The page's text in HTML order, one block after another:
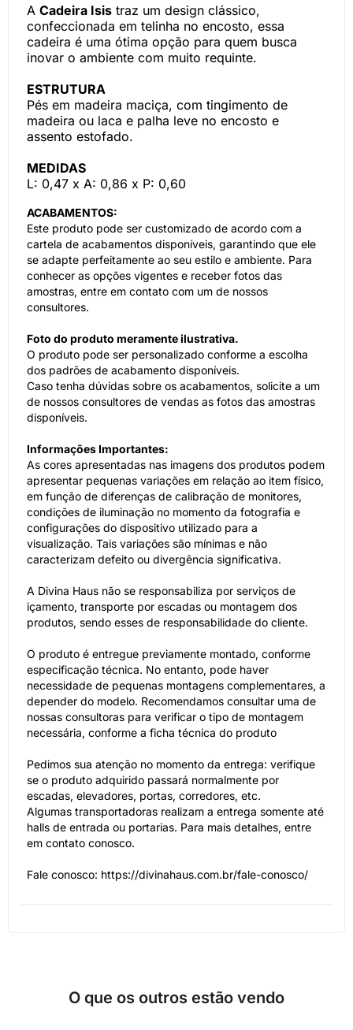
A Cadeira Isis traz um design clássico,
confeccionada em telinha no encosto, essa
cadeira é uma ótima opção para quem busca
inovar o ambiente com muito requinte.
ESTRUTURA
Pés em madeira maciça, com tingimento de
madeira ou laca e palha leve no encosto e
assento estofado.
MEDIDAS
L: 0,47 x A: 0,86 x P: 0,60
ACABAMENTOS:
Este produto pode ser customizado de acordo com a
cartela de acabamentos disponíveis, garantindo que ele
se adapte perfeitamente ao seu estilo e ambiente. Para
conhecer as opções vigentes e receber fotos das
amostras, entre em contato com um de nossos
consultores.
Foto do produto meramente ilustrativa.
O produto pode ser personalizado conforme a escolha
dos padrões de acabamento disponíveis.
Caso tenha dúvidas sobre os acabamentos, solicite a um
de nossos consultores de vendas as fotos das amostras
disponíveis.
Informações Importantes:
As cores apresentadas nas imagens dos produtos podem
apresentar pequenas variações em relação ao item físico,
em função de diferenças de calibração de monitores,
condições de iluminação no momento da fotografia e
configurações do dispositivo utilizado para a
visualização. Tais variações são mínimas e não
caracterizam defeito ou divergência significativa.
A Divina Haus não se responsabiliza por serviços de
içamento, transporte por escadas ou montagem dos
produtos, sendo esses de responsabilidade do cliente.
O produto é entregue previamente montado, conforme
especificação técnica. No entanto, pode haver
necessidade de pequenas montagens complementares, a
depender do modelo. Recomendamos consultar uma de
nossas consultoras para verificar o tipo de montagem
necessária, conforme a ficha técnica do produto
Pedimos sua atenção no momento da entrega: verifique
se o produto adquirido passará normalmente por
escadas, elevadores, portas, corredores, etc.
Algumas transportadoras realizam a entrega somente até
halls de entrada ou portarias. Para mais detalhes, entre
em contato conosco.
Fale conosco: https://divinahaus.com.br/fale-conosco/
O que os outros estão vendo